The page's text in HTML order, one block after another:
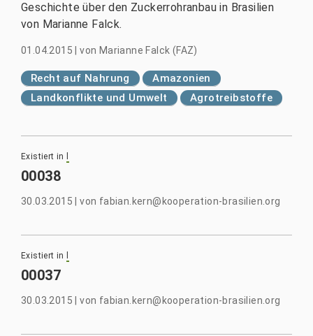
Geschichte über den Zuckerrohranbau in Brasilien
von Marianne Falck.
01.04.2015 |von Marianne Falck (FAZ)
Recht auf Nahrung
Amazonien
Landkonflikte und Umwelt
Agrotreibstoffe
Existiert in
00038
30.03.2015 |von fabian.kern@kooperation-brasilien.org
Existiert in
00037
30.03.2015 |von fabian.kern@kooperation-brasilien.org